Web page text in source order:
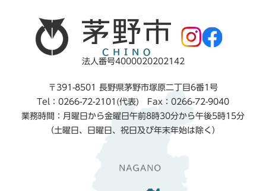
法人番号4000020202142
〒391-8501 長野県茅野市塚原二丁目6番1号
Tel：0266-72-2101(代表) Fax：0266-72-9040
業務時間：月曜日から金曜日午前8時30分から午後5時15分
（土曜日、日曜日、祝日及び年末年始は除く）